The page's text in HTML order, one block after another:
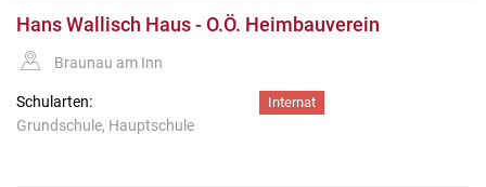
Hans Wallisch Haus - O.Ö. Heimbauverein
Braunau am Inn
Schularten:
Grundschule, Hauptschule
Internat